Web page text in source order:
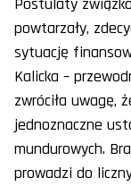
Postulaty
powtarzały,
sytuację
Kalicka –
zwróciła uwagę,
jednoznaczne
mundurowych.
prowadzi do